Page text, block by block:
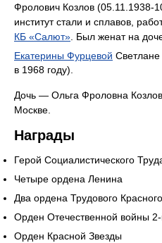
Фролович Козлов (05.11.1938-
институт стали и сплавов,
КБ «Салют» . Был женат на
Екатерины Фурцевой Светлане
в 1968 году).
Дочь — Ольга Фроловна
Москве.
Награды
Герой Социалистического
Четыре ордена Ленина
Два ордена Трудового
Орден Отечественной войны 2-
Орден Красной Звезды